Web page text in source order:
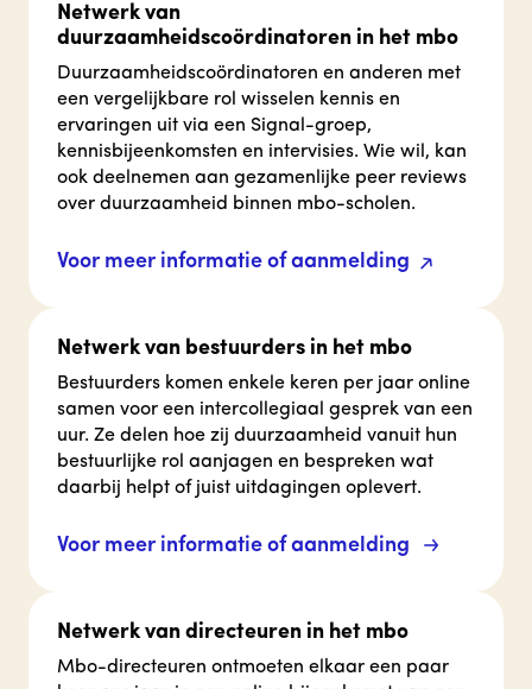
Netwerk van
duurzaamheidscoördinatoren in het mbo
Duurzaamheidscoördinatoren en anderen met
een vergelijkbare rol wisselen kennis en
ervaringen uit via een Signal-groep,
kennisbijeenkomsten en intervisies. Wie wil, kan
ook deelnemen aan gezamenlijke peer reviews
over duurzaamheid binnen mbo-scholen.
Voor meer informatie of aanmelding
Netwerk van bestuurders in het mbo
Bestuurders komen enkele keren per jaar online
samen voor een intercollegiaal gesprek van een
uur. Ze delen hoe zij duurzaamheid vanuit hun
bestuurlijke rol aanjagen en bespreken wat
daarbij helpt of juist uitdagingen oplevert.
Voor meer informatie of aanmelding
Netwerk van directeuren in het mbo
Mbo-directeuren ontmoeten elkaar een paar